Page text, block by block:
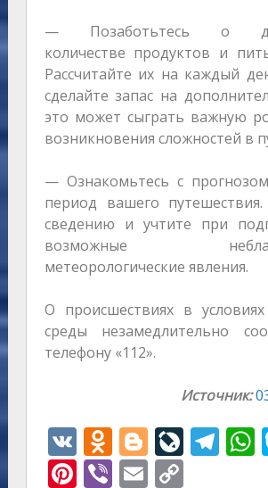
— Позаботьтесь о
количестве продуктов и
Рассчитайте их на каждый
сделайте запас на
это может сыграть важную
возникновения сложностей в
— Ознакомьтесь с
период вашего
сведению и учтите при
возможные
метеорологические явления.
О происшествиях в
среды незамедлительно
телефону «112».
Источник:
V
K
O
d
Bl
o
Li
v
T
Pi Vi E C